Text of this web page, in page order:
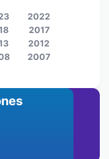
2022
2017
2012
2007